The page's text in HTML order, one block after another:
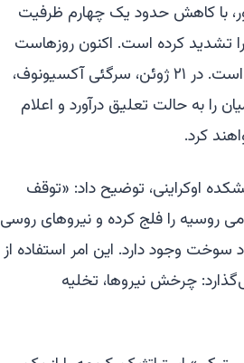
با کاهش حدود یک چهارم ظرفیت
تشدید کرده است. اکنون روزهاست
که قطعی برق، سواستوپل، بزرگترین شهر کریمه را فلج کرده است. در ۲۱ ژوئن، سرگئی آکسیونوف،
را به حالت تعلیق درآورد و اعلام
کرد.
اوکراینی، توضیح داد: «توقف
را فلج کرده و نیروهای روسی
وجود دارد. این امر استفاده از
چرخش نیروها، تخلیه